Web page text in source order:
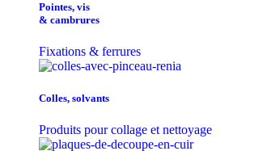
Pointes, vis
& cambrures
Fixations & ferrures
Colles, solvants
Produits pour collage et nettoyage